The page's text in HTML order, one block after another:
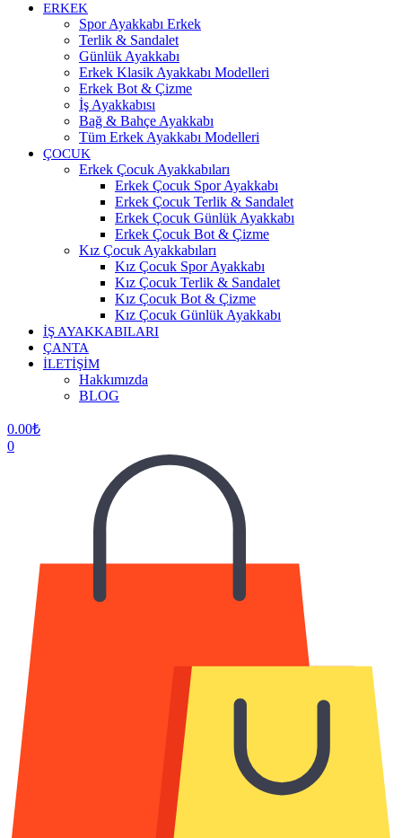
ERKEK
Spor Ayakkabı Erkek
Terlik & Sandalet
Günlük Ayakkabı
Erkek Klasik Ayakkabı Modelleri
Erkek Bot & Çizme
İş Ayakkabısı
Bağ & Bahçe Ayakkabı
Tüm Erkek Ayakkabı Modelleri
ÇOCUK
Erkek Çocuk Ayakkabıları
Erkek Çocuk Spor Ayakkabı
Erkek Çocuk Terlik & Sandalet
Erkek Çocuk Günlük Ayakkabı
Erkek Çocuk Bot & Çizme
Kız Çocuk Ayakkabıları
Kız Çocuk Spor Ayakkabı
Kız Çocuk Terlik & Sandalet
Kız Çocuk Bot & Çizme
Kız Çocuk Günlük Ayakkabı
İŞ AYAKKABILARI
ÇANTA
İLETİŞİM
Hakkımızda
BLOG
0.00₺
0